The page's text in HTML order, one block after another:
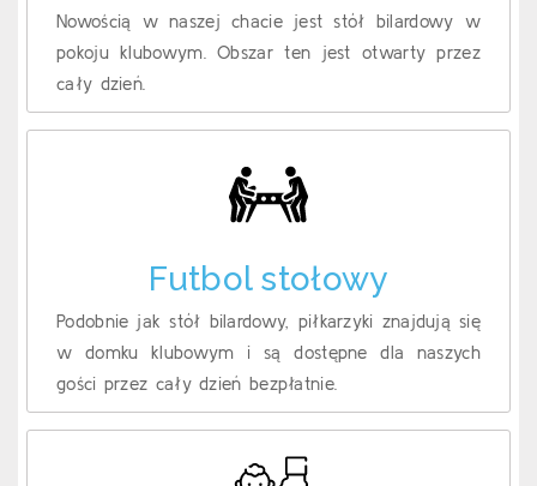
Nowością w naszej chacie jest stół bilardowy w
pokoju klubowym. Obszar ten jest otwarty przez
cały dzień.
Futbol stołowy
Podobnie jak stół bilardowy, piłkarzyki znajdują się
w domku klubowym i są dostępne dla naszych
gości przez cały dzień bezpłatnie.